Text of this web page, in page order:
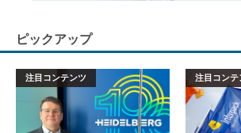
ピックアップ
注目コンテンツ 注目コンテ